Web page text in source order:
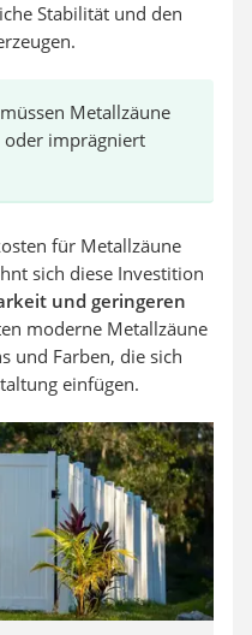
Stabilität und den
Metallzäune
oder imprägniert
für Metallzäune
sich diese Investition
und geringeren
moderne Metallzäune
und Farben, die sich
einfügen.